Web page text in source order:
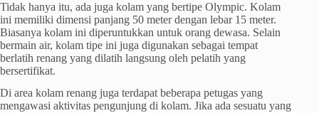
Tidak hanya itu, ada juga kolam yang bertipe Olympic. Kolam
ini memiliki dimensi panjang 50 meter dengan lebar 15 meter.
Biasanya kolam ini diperuntukkan untuk orang dewasa. Selain
bermain air, kolam tipe ini juga digunakan sebagai tempat
berlatih renang yang dilatih langsung oleh pelatih yang
bersertifikat.
Di area kolam renang juga terdapat beberapa petugas yang
mengawasi aktivitas pengunjung di kolam. Jika ada sesuatu yang